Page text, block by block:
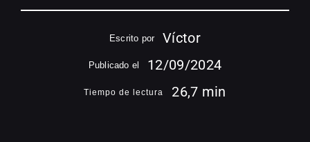
Escrito por Víctor
Publicado el 12/09/2024
Tiempo de lectura 26,7 min